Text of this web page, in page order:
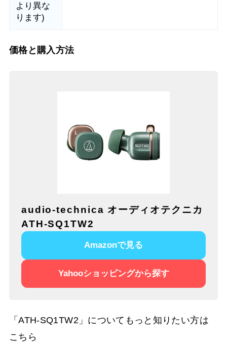
より異な
ります)
価格と購入方法
audio-technica オーディオテクニカ
ATH-SQ1TW2
Amazonで見る
Yahooショッピングから探す
「ATH-SQ1TW2」についてもっと知りたい方は
こちら